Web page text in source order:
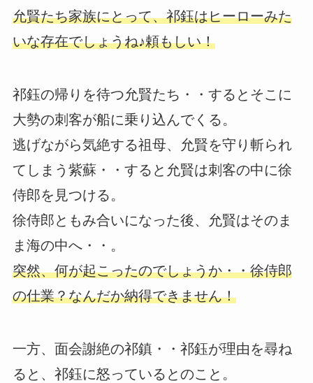
允賢たち家族にとって、祁鈺はヒーローみた
いな存在でしょうね♪頼もしい！
祁鈺の帰りを待つ允賢たち・・するとそこに
大勢の刺客が船に乗り込んでくる。
逃げながら気絶する祖母、允賢を守り斬られ
てしまう紫蘇・・すると允賢は刺客の中に徐
侍郎を見つける。
徐侍郎ともみ合いになった後、允賢はそのま
ま海の中へ・・。
突然、何が起こったのでしょうか・・徐侍郎
の仕業？なんだか納得できません！
一方、面会謝絶の祁鎮・・祁鈺が理由を尋ね
ると、祁鈺に怒っているとのこと。